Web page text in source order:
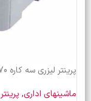
پرینتر لیزری سه کاره Xpress SL-M2070
ماشینهای اداری, پرینتر